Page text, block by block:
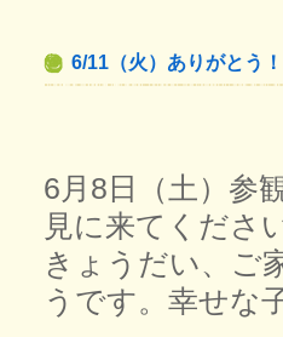
6/11（火）ありがとう！
6月8日（土）参
見に来てくださ
きょうだい、ご
うです。幸せな